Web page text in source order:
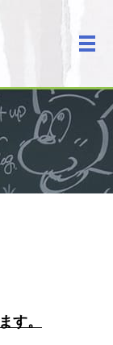
メ
す。